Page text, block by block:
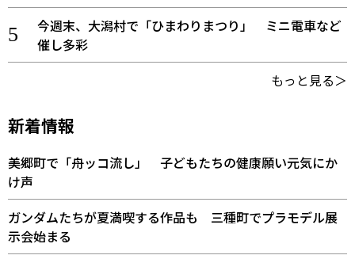
今週末、大潟村で「ひまわりまつり」 ミニ電車など
催し多彩
もっと見る＞
新着情報
美郷町で「舟ッコ流し」 子どもたちの健康願い元気にか
け声
ガンダムたちが夏満喫する作品も 三種町でプラモデル展
示会始まる